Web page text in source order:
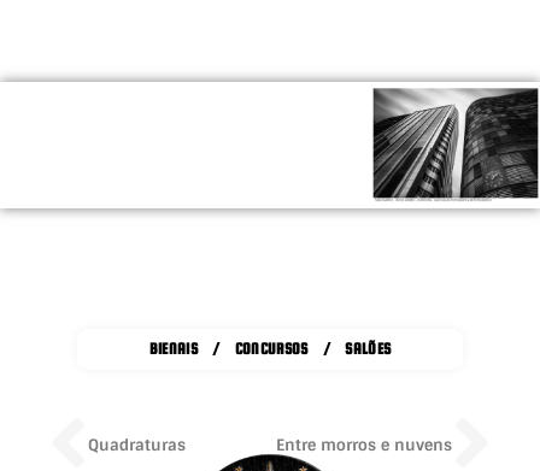
BIENAIS / CONCURSOS / SALÕES
Prev
Quadraturas Entre morros e nuvens